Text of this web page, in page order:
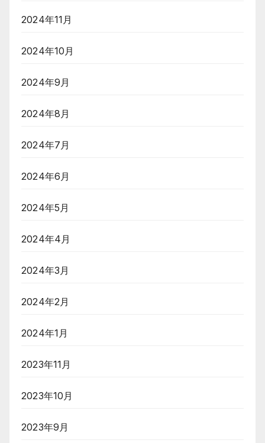
2024年11月
2024年10月
2024年9月
2024年8月
2024年7月
2024年6月
2024年5月
2024年4月
2024年3月
2024年2月
2024年1月
2023年11月
2023年10月
2023年9月